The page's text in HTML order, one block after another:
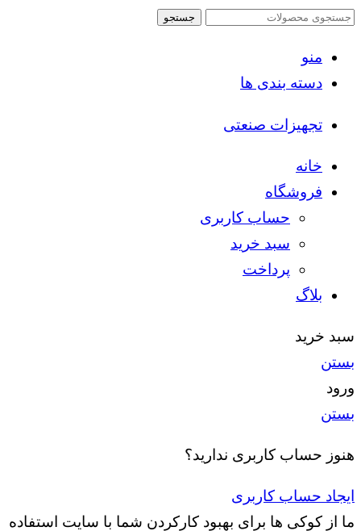
جستجو
منو
دسته بندی ها
تجهیزات صنعتی
خانه
فروشگاه
حساب کاربری
سبد خرید
پرداخت
بلاگ
سبد خرید
بستن
ورود
بستن
هنوز حساب کاربری ندارید؟
ایجاد حساب کاربری
ما از کوکی ها برای بهبود کارکردن شما با سایت استفاده